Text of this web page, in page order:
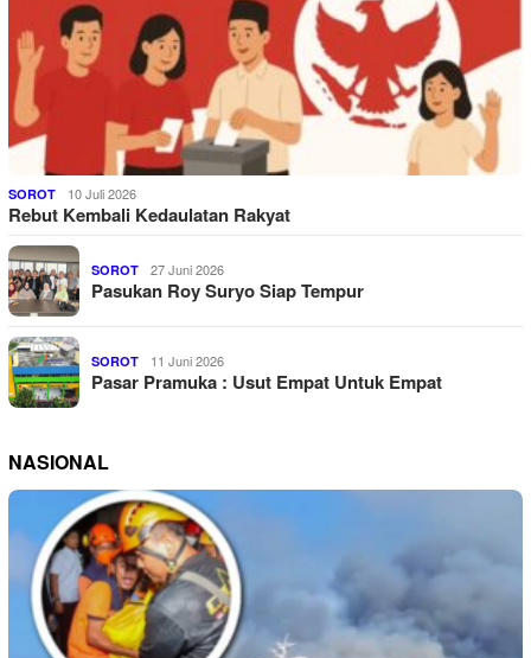
SOROT 10 Juli 2026
Rebut Kembali Kedaulatan Rakyat
SOROT 27 Juni 2026
Pasukan Roy Suryo Siap Tempur
SOROT 11 Juni 2026
Pasar Pramuka : Usut Empat Untuk Empat
NASIONAL